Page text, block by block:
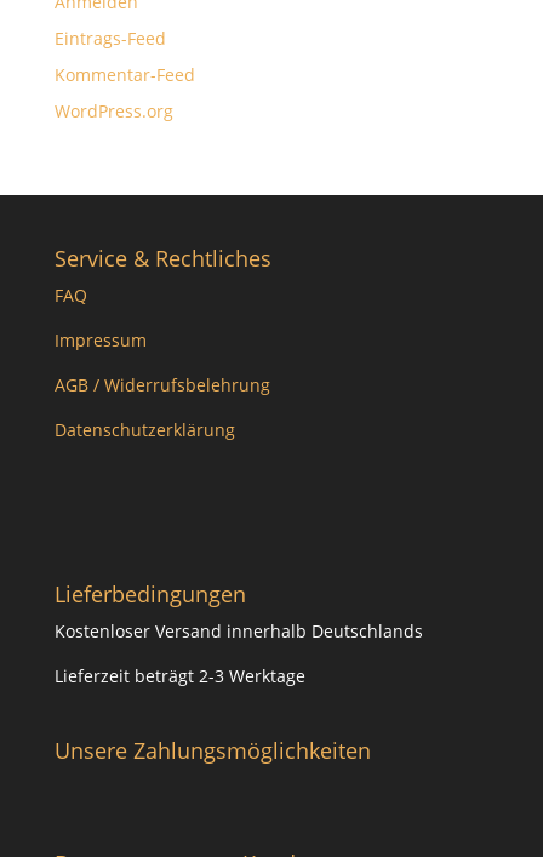
Eintrags-Feed
Kommentar-Feed
WordPress.org
Service & Rechtliches
FAQ
Impressum
AGB / Widerrufsbelehrung
Datenschutzerklärung
Lieferbedingungen
Kostenloser Versand innerhalb Deutschlands
Lieferzeit beträgt 2-3 Werktage
Unsere Zahlungsmöglichkeiten